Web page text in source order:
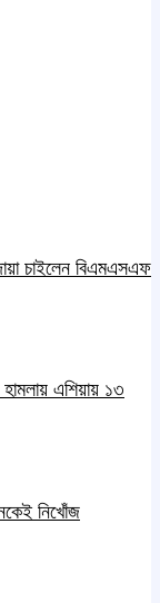
চাইলেন বিএমএসএফ
হামলায় এশিয়ায় ১৩
নিখোঁজ